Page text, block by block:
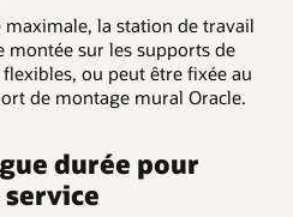
la station de travail
montée sur les supports de
ou peut être fixée au
de montage mural Oracle.
durée pour